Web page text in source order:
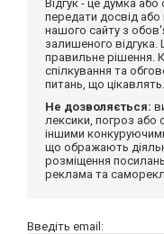
Відгук - це думка
передати досвід
нашого сайту з
залишеного
правильне рішення.
спілкування та
питань, що цікавлять.
Не дозволяється:
лексики, погроз або
іншими
що ображають
розміщення
реклама та
Введіть email: